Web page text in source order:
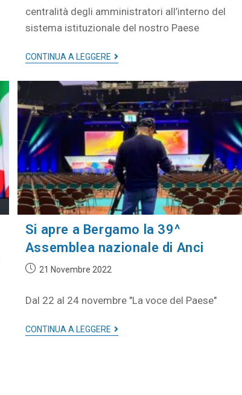
centralità degli amministratori all’interno del
sistema istituzionale del nostro Paese
CONTINUA A LEGGERE
Si apre a Bergamo la 39^
Assemblea nazionale di Anci
21 Novembre 2022
Dal 22 al 24 novembre "La voce del Paese"
CONTINUA A LEGGERE